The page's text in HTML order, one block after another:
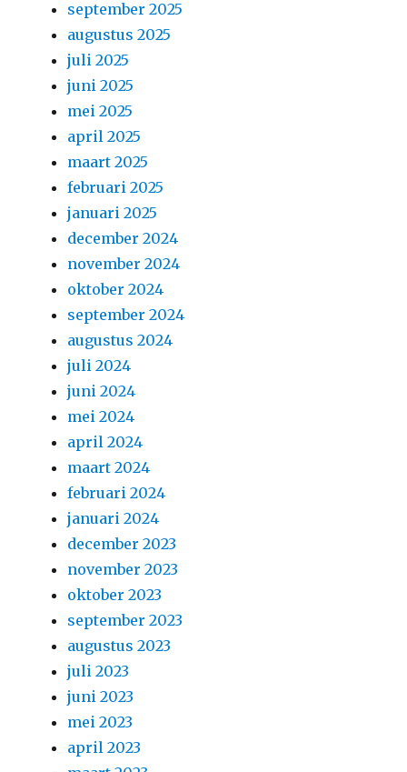
september 2025
augustus 2025
juli 2025
juni 2025
mei 2025
april 2025
maart 2025
februari 2025
januari 2025
december 2024
november 2024
oktober 2024
september 2024
augustus 2024
juli 2024
juni 2024
mei 2024
april 2024
maart 2024
februari 2024
januari 2024
december 2023
november 2023
oktober 2023
september 2023
augustus 2023
juli 2023
juni 2023
mei 2023
april 2023